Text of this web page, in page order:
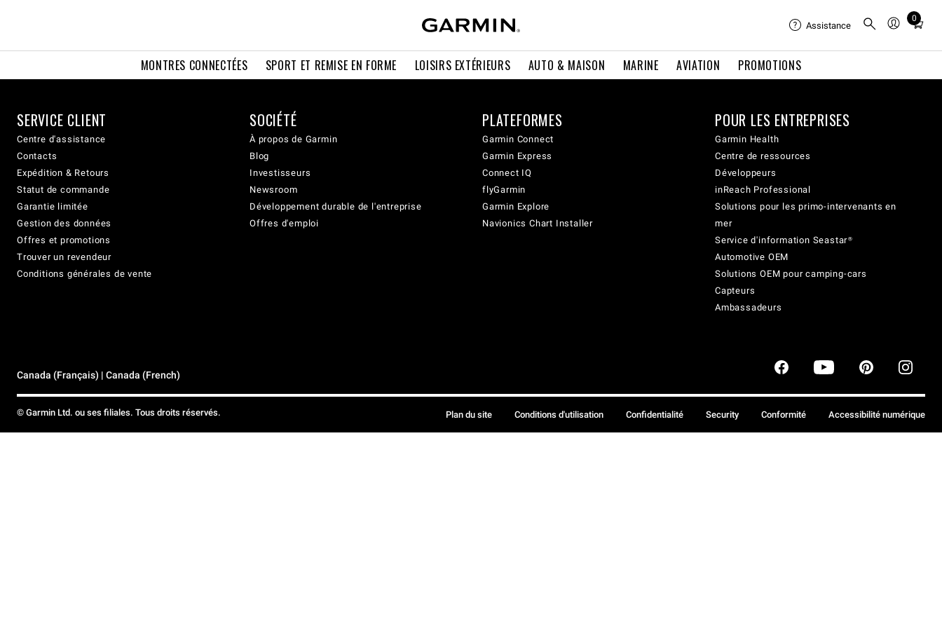
MONTRES CONNECTÉES SPORT ET REMISE EN FORME LOISIRS EXTÉRIEURS AUTO & MAISON MARINE AVIATION PROMOTIONS
Assistance
0
Total
cart:
SERVICE CLIENT
Centre d'assistance
Contacts
Expédition & Retours
Statut de commande
Garantie limitée
Gestion des données
Offres et promotions
Trouver un revendeur
Conditions générales de vente
SOCIÉTÉ
À propos de Garmin
Blog
Investisseurs
Newsroom
Développement durable de l'entreprise
Offres d'emploi
PLATEFORMES
Garmin Connect
Garmin Express
Connect IQ
flyGarmin
Garmin Explore
Navionics Chart Installer
POUR LES ENTREPRISES
Garmin Health
Centre de ressources
Développeurs
inReach Professional
Solutions pour les primo-intervenants en
mer
Service d'information Seastar®
Automotive OEM
Solutions OEM pour camping-cars
Capteurs
Ambassadeurs
Canada (Français) | Canada (French)
© Garmin Ltd. ou ses filiales. Tous droits réservés. Plan du site Conditions d'utilisation Confidentialité Security Conformité Accessibilité numérique